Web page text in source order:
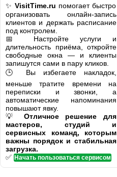
✨ VisitTime.ru помогает быстро
организовать онлайн-запись
клиентов и держать расписание
под контролем.
📅 Настройте услуги и
длительность приёма, откройте
свободные окна — и клиенты
запишутся сами в пару кликов.
🕒 Вы избегаете накладок,
меньше тратите времени на
переписки и звонки, а
автоматические напоминания
повышают явку.
💡 Отличное решение для
мастеров, студий и
сервисных команд, которым
важны порядок и стабильная
загрузка.
✅ Начать пользоваться сервисом